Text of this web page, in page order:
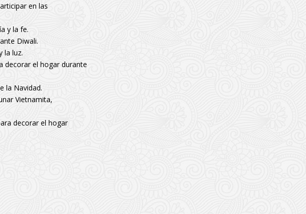
en las
y la fe.
Diwali.
la luz.
decorar el hogar durante
la Navidad.
Vietnamita,
decorar el hogar